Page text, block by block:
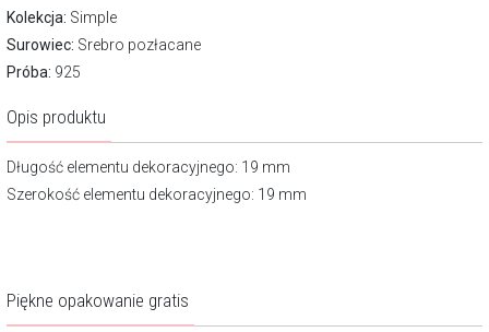
Kolekcja: Simple
Surowiec: Srebro pozłacane
Próba: 925
Opis produktu
Długość elementu dekoracyjnego: 19 mm
Szerokość elementu dekoracyjnego: 19 mm
Piękne opakowanie gratis